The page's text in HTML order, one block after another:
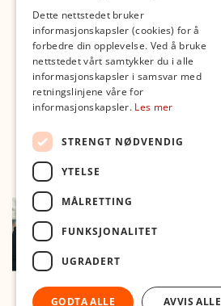
Dette nettstedet bruker
informasjonskapsler (cookies) for å
forbedre din opplevelse. Ved å bruke
nettstedet vårt samtykker du i alle
informasjonskapsler i samsvar med
retningslinjene våre for
informasjonskapsler. Les mer
STRENGT NØDVENDIG
YTELSE
MÅLRETTING
FUNKSJONALITET
UGRADERT
GODTA ALLE AVVIS ALLE